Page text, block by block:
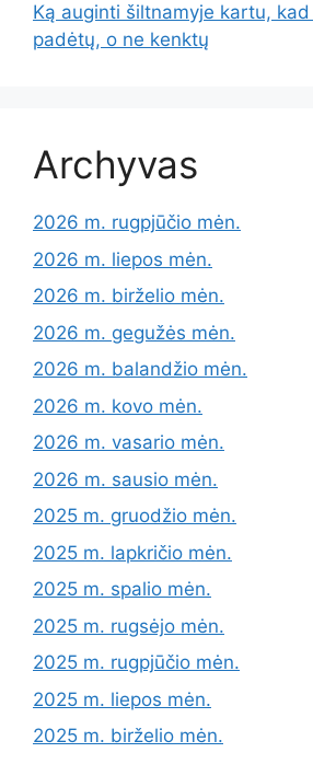
Ką auginti šiltnamyje kartu,
padėtų, o ne kenktų
Archyvas
2026 m. rugpjūčio mėn.
2026 m. liepos mėn.
2026 m. birželio mėn.
2026 m. gegužės mėn.
2026 m. balandžio mėn.
2026 m. kovo mėn.
2026 m. vasario mėn.
2026 m. sausio mėn.
2025 m. gruodžio mėn.
2025 m. lapkričio mėn.
2025 m. spalio mėn.
2025 m. rugsėjo mėn.
2025 m. rugpjūčio mėn.
2025 m. liepos mėn.
2025 m. birželio mėn.